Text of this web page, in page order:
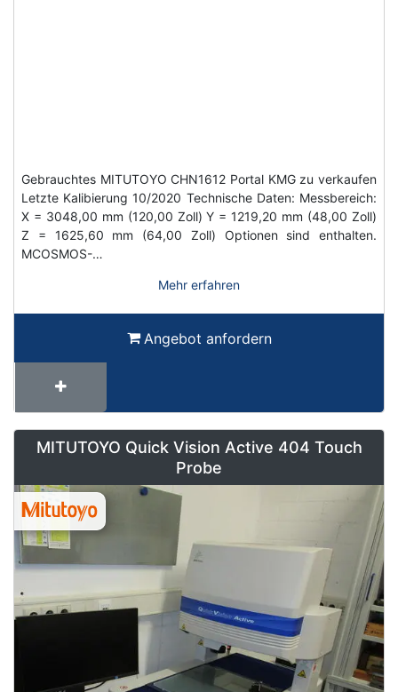
Gebrauchtes MITUTOYO CHN1612 Portal KMG zu verkaufen
Letzte Kalibierung 10/2020 Technische Daten: Messbereich:
X = 3048,00 mm (120,00 Zoll) Y = 1219,20 mm (48,00 Zoll)
Z = 1625,60 mm (64,00 Zoll) Optionen sind enthalten.
MCOSMOS-…
Mehr erfahren
Angebot anfordern
MITUTOYO Quick Vision Active 404 Touch
Probe